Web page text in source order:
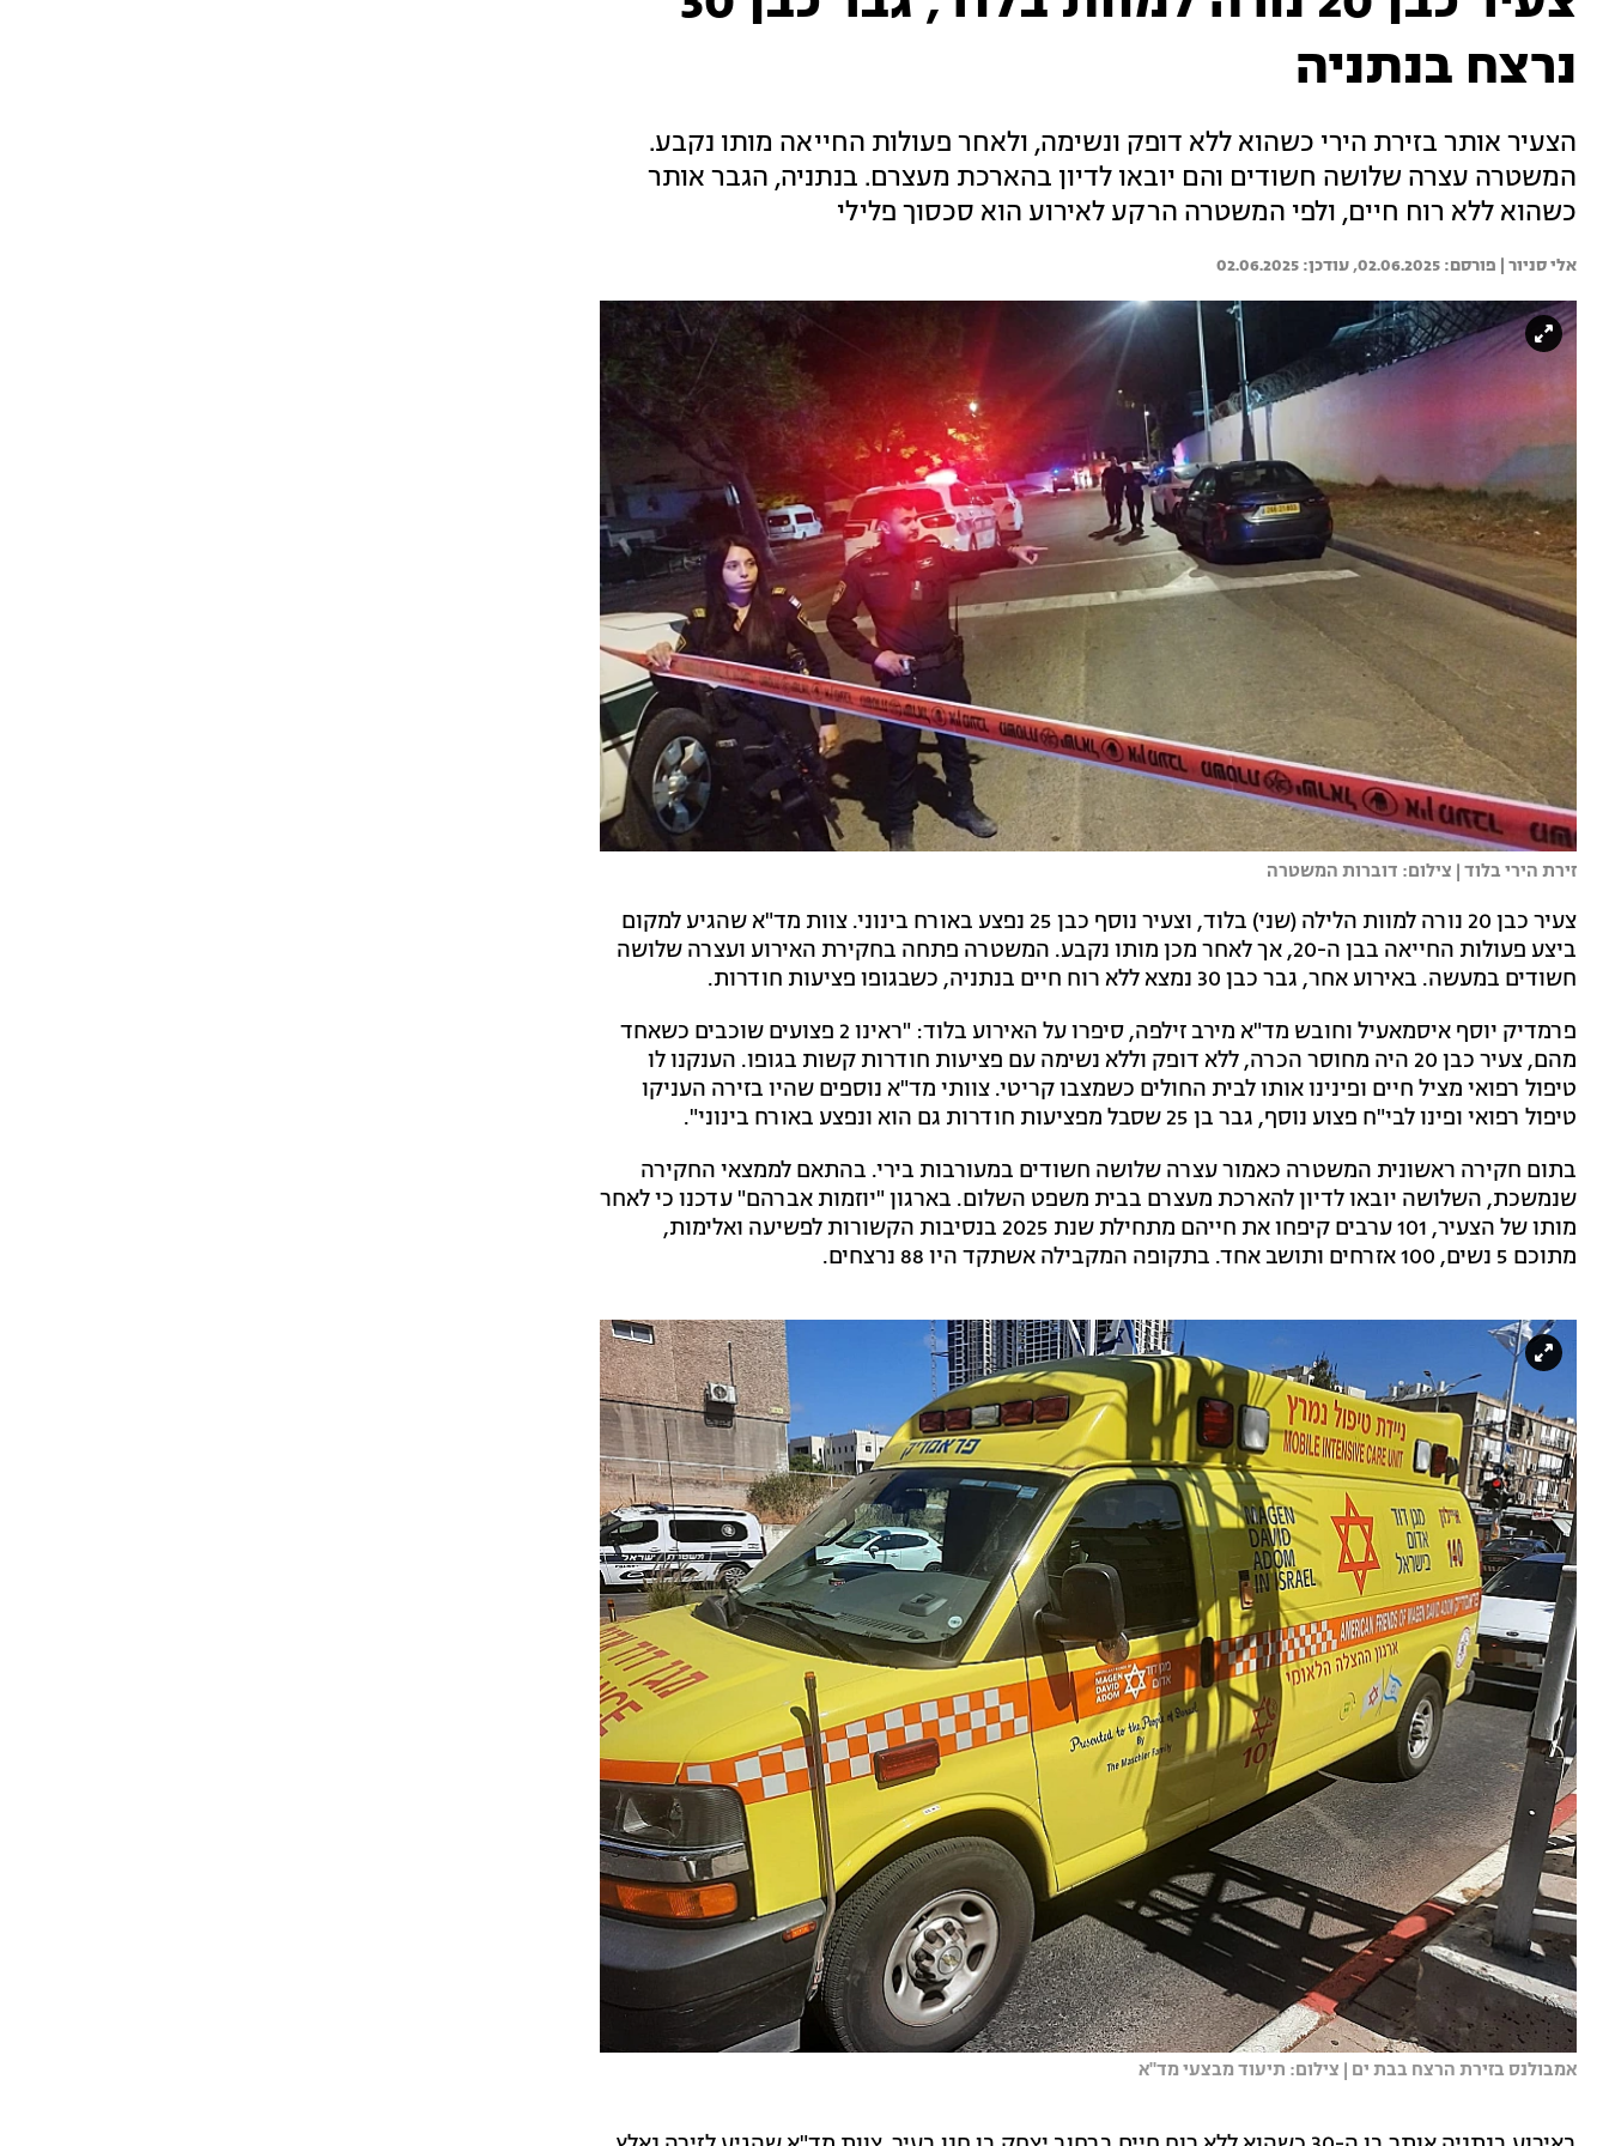
נרצח בנתניה
הצעיר אותר בזירת הירי כשהוא ללא דופק ונשימה, ולאחר פעולות החייאה מותו נקבע.
המשטרה עצרה שלושה חשודים והם יובאו לדיון בהארכת מעצרם. בנתניה, הגבר אותר
כשהוא ללא רוח חיים, ולפי המשטרה הרקע לאירוע הוא סכסוך פלילי
אלי סניור | 02.06.2025
02.06.2025
זירת הירי בלוד | צילום: דוברות המשטרה
צעיר כבן 20 נורה למוות הלילה (שני) בלוד, וצעיר נוסף כבן 25 נפצע באורח בינוני. צוות מד"א שהגיע למקום
ביצע פעולות החייאה בבן ה-20, אך לאחר מכן מותו נקבע. המשטרה פתחה בחקירת האירוע ועצרה שלושה
חשודים במעשה. באירוע אחר, גבר כבן 30 נמצא ללא רוח חיים בנתניה, כשבגופו פציעות חודרות.
פרמדיק יוסף איסמאעיל וחובש מד"א מירב זילפה, סיפרו על האירוע בלוד: "ראינו 2 פצועים שוכבים כשאחד
מהם, צעיר כבן 20 היה מחוסר הכרה, ללא דופק וללא נשימה עם פציעות חודרות קשות בגופו. הענקנו לו
טיפול רפואי מציל חיים ופינינו אותו לבית החולים כשמצבו קריטי. צוותי מד"א נוספים שהיו בזירה העניקו
טיפול רפואי ופינו לבי"ח פצוע נוסף, גבר בן 25 שסבל מפציעות חודרות גם הוא ונפצע באורח בינוני".
בתום חקירה ראשונית המשטרה כאמור עצרה שלושה חשודים במעורבות בירי. בהתאם לממצאי החקירה
שנמשכת, השלושה יובאו לדיון להארכת מעצרם בבית משפט השלום. בארגון "יוזמות אברהם" עדכנו כי לאחר
מותו של הצעיר, 101 ערבים קיפחו את חייהם מתחילת שנת 2025 בנסיבות הקשורות לפשיעה ואלימות,
מתוכם 5 נשים, 100 אזרחים ותושב אחד. בתקופה המקבילה אשתקד היו 88 נרצחים.
אמבולנס בזירת הרצח בבת ים | צילום: תיעוד מבצעי מד"א